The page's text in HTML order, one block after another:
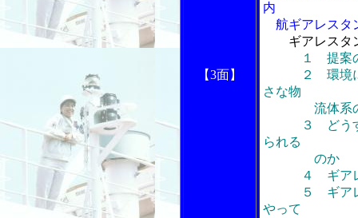
【3面】
内
航ギアレスタ
ギアレスタ
１ 提案
２ 環境にや
さな物
流体系の構
３ どうすれ
られる
のか
４ ギアレ
５ ギアレス
やって